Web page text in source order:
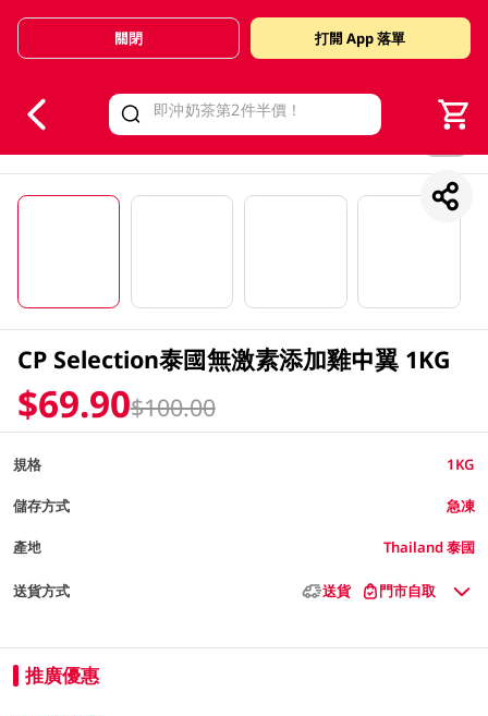
Valid Until 30 June 2026
關閉 打開 App 落單
CP Selection泰國無激素添加雞中翼 1KG
$69.90$100.00
規格 1KG
儲存方式 急凍
產地 Thailand 泰國
送貨方式 送貨 門市自取
推廣優惠